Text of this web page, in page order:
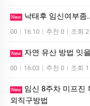
New 낙태후 임신여부좀
00 | 16:10 | 추천 0 | 조회 2
New 자연 유산 방법 잇
00 | 16:03 | 추천 0 | 조회 1
New
임신 8주차 미프진
외직구방법